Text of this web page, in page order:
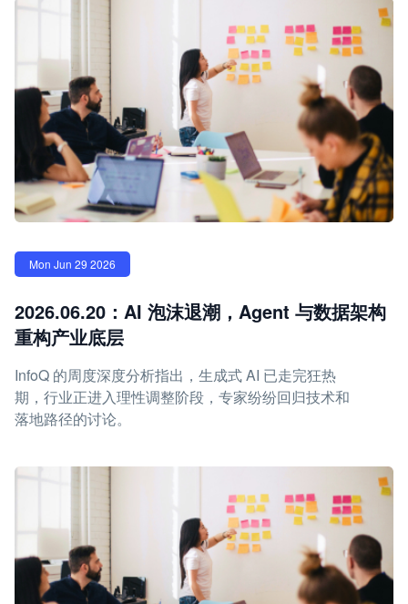
Mon Jun 29 2026
2026.06.20：AI 泡沫退潮，Agent 与数据架构
重构产业底层
InfoQ 的周度深度分析指出，生成式 AI 已走完狂热
期，行业正进入理性调整阶段，专家纷纷回归技术和
落地路径的讨论。